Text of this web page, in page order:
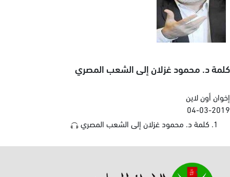
كلمة د. محمود غزلان إلى الشعب المصري
إخوان أون لاين
04-03-2019
كلمة د. محمود غزلان إلى الشعب المصري